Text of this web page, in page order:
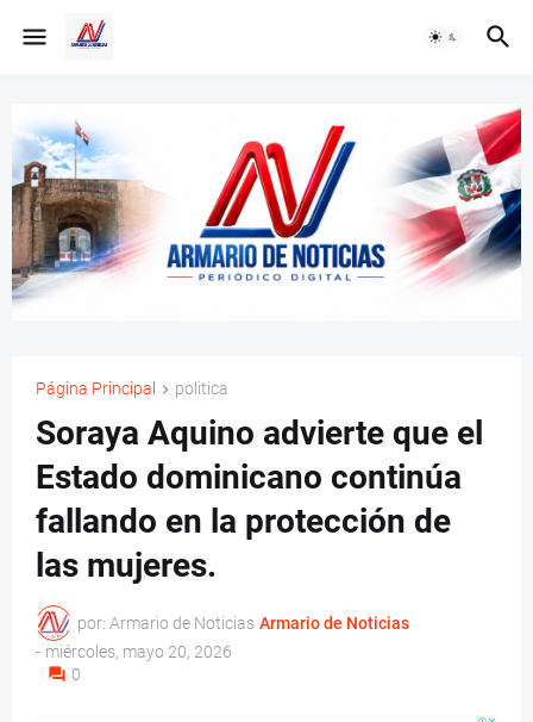
Página Principal politica
Soraya Aquino advierte que el
Estado dominicano continúa
fallando en la protección de
las mujeres.
por: Armario de Noticias Armario de Noticias
- miércoles, mayo 20, 2026
0